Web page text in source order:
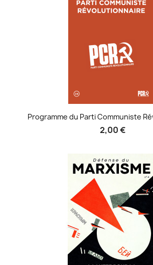
Programme du Parti Communiste
2,00 €